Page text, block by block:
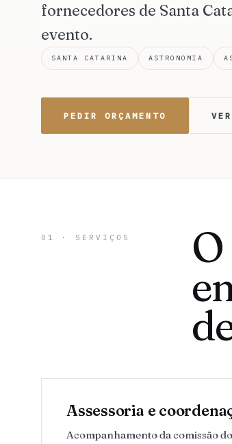
fornecedores de Santa
evento.
SANTA CATARINA ASTRONOMIA
PEDIR ORÇAMENTO
01 · SERVIÇOS
Assessoria e
Acompanhamento da comissão